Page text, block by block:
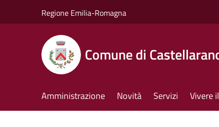
Regione Emilia-Romagna
Comune di
Amministrazione Novità Servizi Vivere